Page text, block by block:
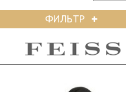
ФИЛЬТР